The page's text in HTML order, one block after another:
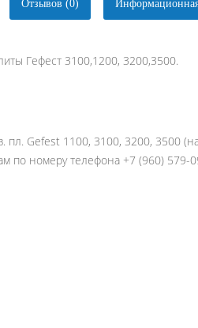
Отзывов (0)
Гефест 3100,1200, 3200,3500.
пл. Gefest 1100, 3100, 3200, 3500
по номеру телефона +7 (960) 579-